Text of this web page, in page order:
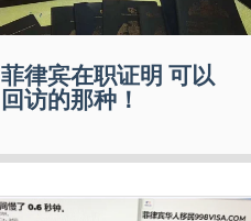
菲律宾在职证明 可以
回访的那种！